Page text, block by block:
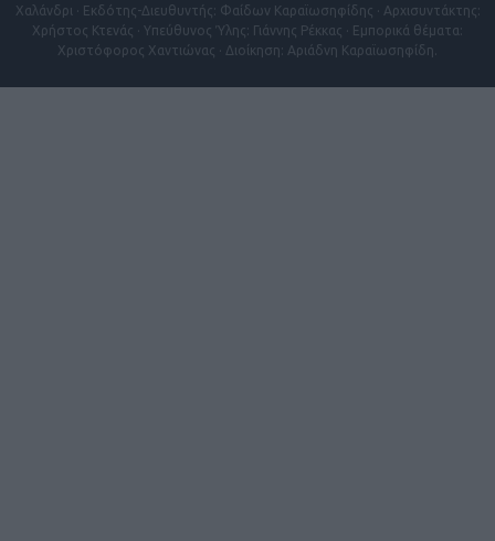
Χαλάνδρι · Εκδότης-Διευθυντής: Φαίδων Καραϊωσηφίδης · Αρχισυντάκτης:
Χρήστος Κτενάς · Υπεύθυνος Ύλης: Γιάννης Ρέκκας · Εμπορικά θέματα:
Χριστόφορος Χαντιώνας · Διοίκηση: Αριάδνη Καραϊωσηφίδη.